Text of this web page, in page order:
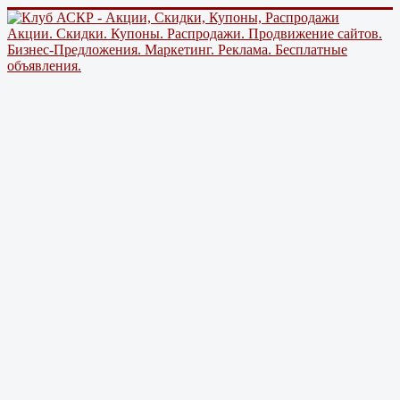
Акции. Скидки. Купоны. Распродажи. Продвижение сайтов.
Бизнес-Предложения. Маркетинг. Реклама. Бесплатные
объявления.